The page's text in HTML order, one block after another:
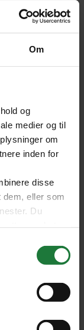
Om
og
medier og til
om
inden for
disse
dem, eller som
Du